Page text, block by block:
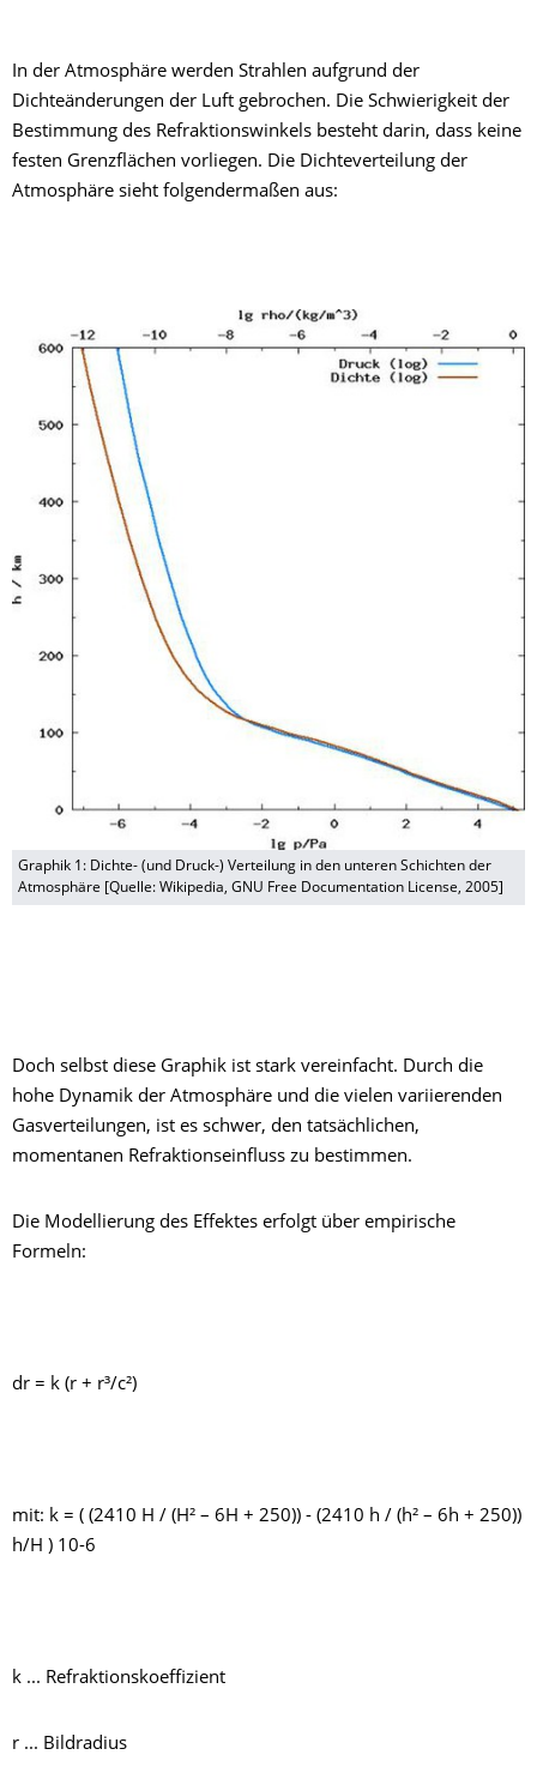
In der Atmosphäre werden Strahlen aufgrund der
Dichteänderungen der Luft gebrochen. Die Schwierigkeit der
Bestimmung des Refraktionswinkels besteht darin, dass keine
festen Grenzflächen vorliegen. Die Dichteverteilung der
Atmosphäre sieht folgendermaßen aus:
Graphik 1: Dichte- (und Druck-) Verteilung in den unteren Schichten der
Atmosphäre [Quelle: Wikipedia, GNU Free Documentation License, 2005]
Doch selbst diese Graphik ist stark vereinfacht. Durch die
hohe Dynamik der Atmosphäre und die vielen variierenden
Gasverteilungen, ist es schwer, den tatsächlichen,
momentanen Refraktionseinfluss zu bestimmen.
Die Modellierung des Effektes erfolgt über empirische
Formeln:
dr = k (r + r³/c²)
mit: k = ( (2410 H / (H² – 6H + 250)) - (2410 h / (h² – 6h + 250))
h/H ) 10-6
k ... Refraktionskoeffizient
r ... Bildradius